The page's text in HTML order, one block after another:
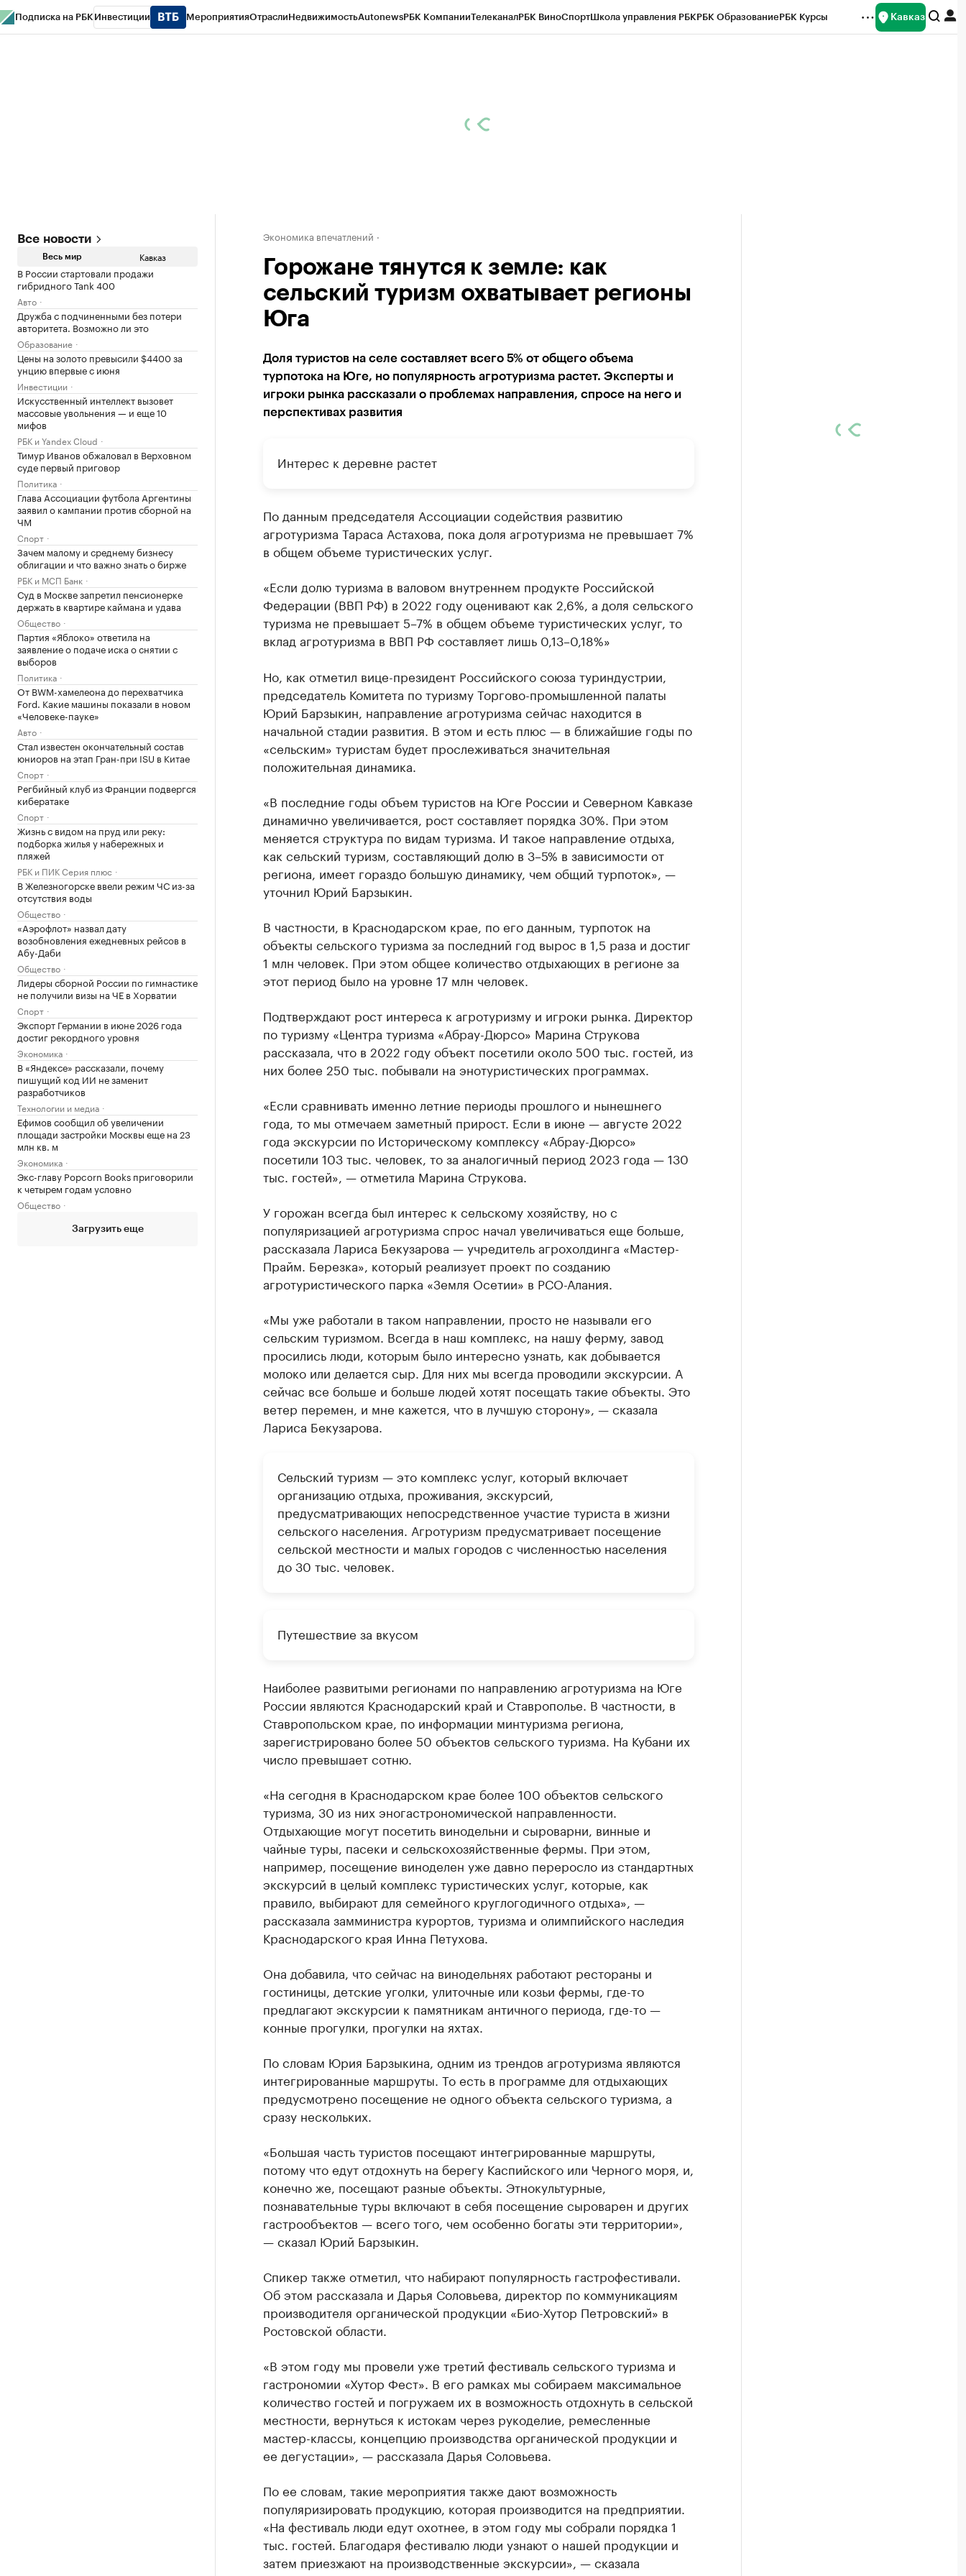
Подписка на РБК Инвестиции МероприятияОтраслиНедвижимостьAutonewsРБК КомпанииТелеканалРБК ВиноСпортШкола управления РБКРБК ОбразованиеРБК Курсы Кавказ
Все новости
Весь мир Кавказ
В России стартовали продажи
гибридного Tank 400
Авто
Дружба с подчиненными без потери
авторитета. Возможно ли это
Образование
Цены на золото превысили $4400 за
унцию впервые с июня
Инвестиции
Искусственный интеллект вызовет
массовые увольнения — и еще 10
мифов
РБК и Yandex Cloud
Тимур Иванов обжаловал в Верховном
суде первый приговор
Политика
Глава Ассоциации футбола Аргентины
заявил о кампании против сборной на
ЧМ
Спорт
Зачем малому и среднему бизнесу
облигации и что важно знать о бирже
РБК и МСП Банк
Суд в Москве запретил пенсионерке
держать в квартире каймана и удава
Общество
Партия «Яблоко» ответила на
заявление о подаче иска о снятии с
выборов
Политика
От BWM-хамелеона до перехватчика
Ford. Какие машины показали в новом
«Человеке-пауке»
Авто
Стал известен окончательный состав
юниоров на этап Гран-при ISU в Китае
Спорт
Регбийный клуб из Франции подвергся
кибератаке
Спорт
Жизнь с видом на пруд или реку:
подборка жилья у набережных и
пляжей
РБК и ПИК Серия плюс
В Железногорске ввели режим ЧС из-за
отсутствия воды
Общество
«Аэрофлот» назвал дату
возобновления ежедневных рейсов в
Абу-Даби
Общество
Лидеры сборной России по гимнастике
не получили визы на ЧЕ в Хорватии
Спорт
Экспорт Германии в июне 2026 года
достиг рекордного уровня
Экономика
В «Яндексе» рассказали, почему
пишущий код ИИ не заменит
разработчиков
Технологии и медиа
Ефимов сообщил об увеличении
площади застройки Москвы еще на 23
млн кв. м
Экономика
Экс-главу Popcorn Books приговорили
к четырем годам условно
Общество
Загрузить еще
Экономика впечатлений
Горожане тянутся к земле: как
сельский туризм охватывает регионы
Юга
Доля туристов на селе составляет всего 5% от общего объема
турпотока на Юге, но популярность агротуризма растет. Эксперты и
игроки рынка рассказали о проблемах направления, спросе на него и
перспективах развития
Интерес к деревне растет
По данным председателя Ассоциации содействия развитию
агротуризма Тараса Астахова, пока доля агротуризма не превышает 7%
в общем объеме туристических услуг.
«Если долю туризма в валовом внутреннем продукте Российской
Федерации (ВВП РФ) в 2022 году оценивают как 2,6%, а доля сельского
туризма не превышает 5–7% в общем объеме туристических услуг, то
вклад агротуризма в ВВП РФ составляет лишь 0,13–0,18%»
Но, как отметил вице-президент Российского союза туриндустрии,
председатель Комитета по туризму Торгово-промышленной палаты
Юрий Барзыкин, направление агротуризма сейчас находится в
начальной стадии развития. В этом и есть плюс — в ближайшие годы по
«сельским» туристам будет прослеживаться значительная
положительная динамика.
«В последние годы объем туристов на Юге России и Северном Кавказе
динамично увеличивается, рост составляет порядка 30%. При этом
меняется структура по видам туризма. И такое направление отдыха,
как сельский туризм, составляющий долю в 3–5% в зависимости от
региона, имеет гораздо большую динамику, чем общий турпоток», —
уточнил Юрий Барзыкин.
В частности, в Краснодарском крае, по его данным, турпоток на
объекты сельского туризма за последний год вырос в 1,5 раза и достиг
1 млн человек. При этом общее количество отдыхающих в регионе за
этот период было на уровне 17 млн человек.
Подтверждают рост интереса к агротуризму и игроки рынка. Директор
по туризму «Центра туризма «Абрау-Дюрсо» Марина Струкова
рассказала, что в 2022 году объект посетили около 500 тыс. гостей, из
них более 250 тыс. побывали на энотуристических программах.
«Если сравнивать именно летние периоды прошлого и нынешнего
года, то мы отмечаем заметный прирост. Если в июне — августе 2022
года экскурсии по Историческому комплексу «Абрау-Дюрсо»
посетили 103 тыс. человек, то за аналогичный период 2023 года — 130
тыс. гостей», — отметила Марина Струкова.
У горожан всегда был интерес к сельскому хозяйству, но с
популяризацией агротуризма спрос начал увеличиваться еще больше,
рассказала Лариса Бекузарова — учредитель агрохолдинга «Мастер-
Прайм. Березка», который реализует проект по созданию
агротуристического парка «Земля Осетии» в РСО-Алания.
«Мы уже работали в таком направлении, просто не называли его
сельским туризмом. Всегда в наш комплекс, на нашу ферму, завод
просились люди, которым было интересно узнать, как добывается
молоко или делается сыр. Для них мы всегда проводили экскурсии. А
сейчас все больше и больше людей хотят посещать такие объекты. Это
ветер перемен, и мне кажется, что в лучшую сторону», — сказала
Лариса Бекузарова.
Сельский туризм — это комплекс услуг, который включает
организацию отдыха, проживания, экскурсий,
предусматривающих непосредственное участие туриста в жизни
сельского населения. Агротуризм предусматривает посещение
сельской местности и малых городов с численностью населения
до 30 тыс. человек.
Путешествие за вкусом
Наиболее развитыми регионами по направлению агротуризма на Юге
России являются Краснодарский край и Ставрополье. В частности, в
Ставропольском крае, по информации минтуризма региона,
зарегистрировано более 50 объектов сельского туризма. На Кубани их
число превышает сотню.
«На сегодня в Краснодарском крае более 100 объектов сельского
туризма, 30 из них эногастрономической направленности.
Отдыхающие могут посетить винодельни и сыроварни, винные и
чайные туры, пасеки и сельскохозяйственные фермы. При этом,
например, посещение виноделен уже давно переросло из стандартных
экскурсий в целый комплекс туристических услуг, которые, как
правило, выбирают для семейного круглогодичного отдыха», —
рассказала замминистра курортов, туризма и олимпийского наследия
Краснодарского края Инна Петухова.
Она добавила, что сейчас на винодельнях работают рестораны и
гостиницы, детские уголки, улиточные или козьи фермы, где-то
предлагают экскурсии к памятникам античного периода, где-то —
конные прогулки, прогулки на яхтах.
По словам Юрия Барзыкина, одним из трендов агротуризма являются
интегрированные маршруты. То есть в программе для отдыхающих
предусмотрено посещение не одного объекта сельского туризма, а
сразу нескольких.
«Большая часть туристов посещают интегрированные маршруты,
потому что едут отдохнуть на берегу Каспийского или Черного моря, и,
конечно же, посещают разные объекты. Этнокультурные,
познавательные туры включают в себя посещение сыроварен и других
гастрообъектов — всего того, чем особенно богаты эти территории»,
— сказал Юрий Барзыкин.
Спикер также отметил, что набирают популярность гастрофестивали.
Об этом рассказала и Дарья Соловьева, директор по коммуникациям
производителя органической продукции «Био-Хутор Петровский» в
Ростовской области.
«В этом году мы провели уже третий фестиваль сельского туризма и
гастрономии «Хутор Фест». В его рамках мы собираем максимальное
количество гостей и погружаем их в возможность отдохнуть в сельской
местности, вернуться к истокам через рукоделие, ремесленные
мастер-классы, концепцию производства органической продукции и
ее дегустации», — рассказала Дарья Соловьева.
По ее словам, такие мероприятия также дают возможность
популяризировать продукцию, которая производится на предприятии.
«На фестиваль люди едут охотнее, в этом году мы собрали порядка 1
тыс. гостей. Благодаря фестивалю люди узнают о нашей продукции и
затем приезжают на производственные экскурсии», — сказала